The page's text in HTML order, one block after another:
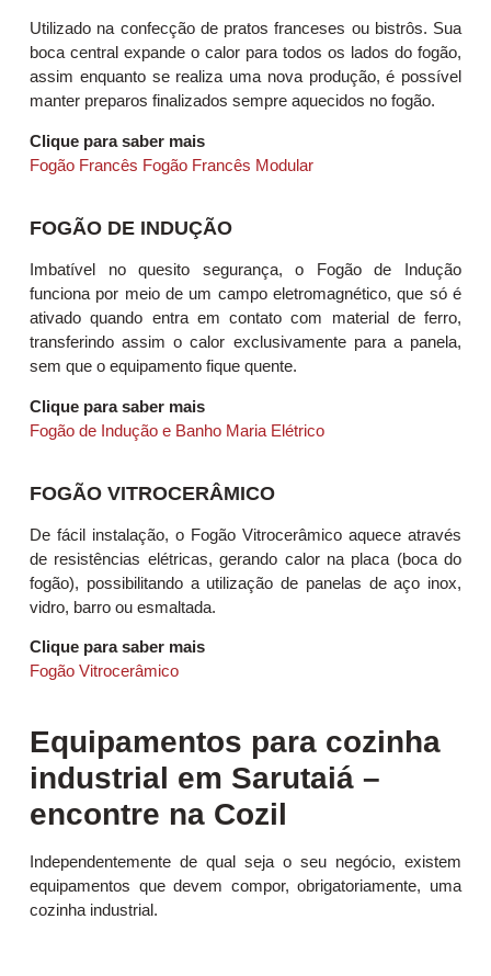
Utilizado na confecção de pratos franceses ou bistrôs. Sua
boca central expande o calor para todos os lados do fogão,
assim enquanto se realiza uma nova produção, é possível
manter preparos finalizados sempre aquecidos no fogão.
Clique para saber mais
Fogão Francês Fogão Francês Modular
FOGÃO DE INDUÇÃO
Imbatível no quesito segurança, o Fogão de Indução
funciona por meio de um campo eletromagnético, que só é
ativado quando entra em contato com material de ferro,
transferindo assim o calor exclusivamente para a panela,
sem que o equipamento fique quente.
Clique para saber mais
Fogão de Indução e Banho Maria Elétrico
FOGÃO VITROCERÂMICO
De fácil instalação, o Fogão Vitrocerâmico aquece através
de resistências elétricas, gerando calor na placa (boca do
fogão), possibilitando a utilização de panelas de aço inox,
vidro, barro ou esmaltada.
Clique para saber mais
Fogão Vitrocerâmico
Equipamentos para cozinha
industrial em Sarutaiá –
encontre na Cozil
Independentemente de qual seja o seu negócio, existem
equipamentos que devem compor, obrigatoriamente, uma
cozinha industrial.